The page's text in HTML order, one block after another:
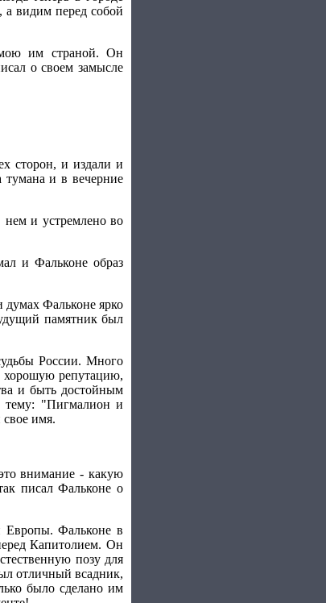
видим перед собой
им страной. Он
о своем замысле
сторон, и издали и
и в вечерние
нем и устремлено во
и Фальконе образ
Фальконе ярко
памятник был
России. Много
хорошую репутацию,
и быть достойным
тему: "Пигмалион и
имя.
внимание - какую
писал Фальконе о
Европы. Фальконе в
Капитолием. Он
позу для
отличный всадник,
было сделано им